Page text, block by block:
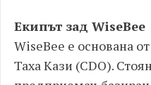
Екипът зад WiseBee
WiseBee е основана
Таха Кази (CDO).